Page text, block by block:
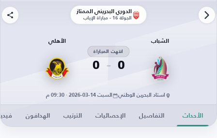
الدوري البحريني الممتاز
الجولة 16 - مباراة الإياب
الشباب
0
انتهت المباراة
0
الأهلي
استاد البحرين الوطني السبت 14-03-2026 · 09:30 م
الأحداث التفاصيل الإحصائيات الترتيب الهدافون